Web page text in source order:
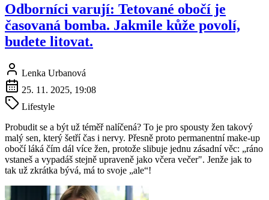
Odborníci varují: Tetované obočí je
časovaná bomba. Jakmile kůže povolí,
budete litovat.
Lenka Urbanová
25. 11. 2025, 19:08
Lifestyle
Probudit se a být už téměř nalíčená? To je pro spousty žen takový
malý sen, který šetří čas i nervy. Přesně proto permanentní make-up
obočí láká čím dál více žen, protože slibuje jednu zásadní věc: „ráno
vstaneš a vypadáš stejně upraveně jako včera večer". Jenže jak to
tak už zkrátka bývá, má to svoje „ale“!